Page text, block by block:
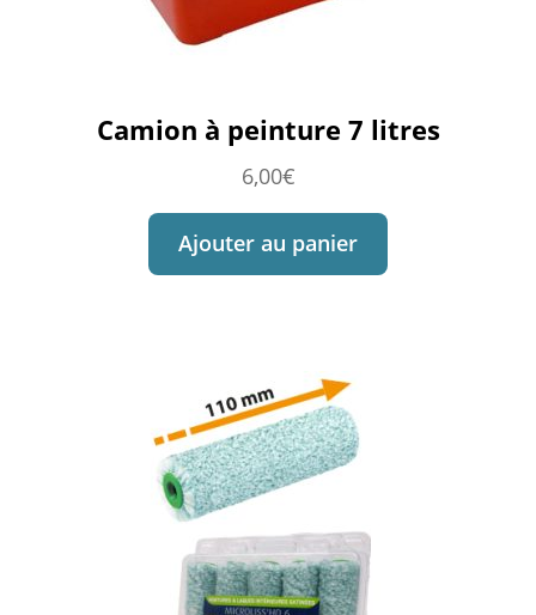
Camion à peinture 7 litres
6,00€
Ajouter au panier